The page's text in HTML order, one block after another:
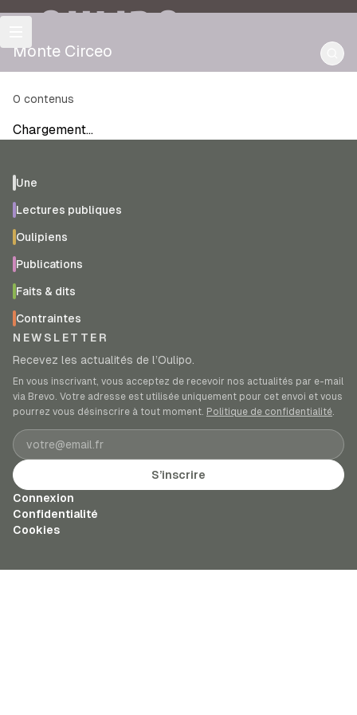
OULIPO
Monte Circeo
0 contenus
Chargement…
Une
Lectures publiques
Oulipiens
Publications
Faits & dits
Contraintes
NEWSLETTER
Recevez les actualités de l’Oulipo.
En vous inscrivant, vous acceptez de recevoir nos actualités par e-mail
via Brevo. Votre adresse est utilisée uniquement pour cet envoi et vous
pourrez vous désinscrire à tout moment. Politique de confidentialité.
Adresse e-mail
S’inscrire
Connexion
Confidentialité
Cookies